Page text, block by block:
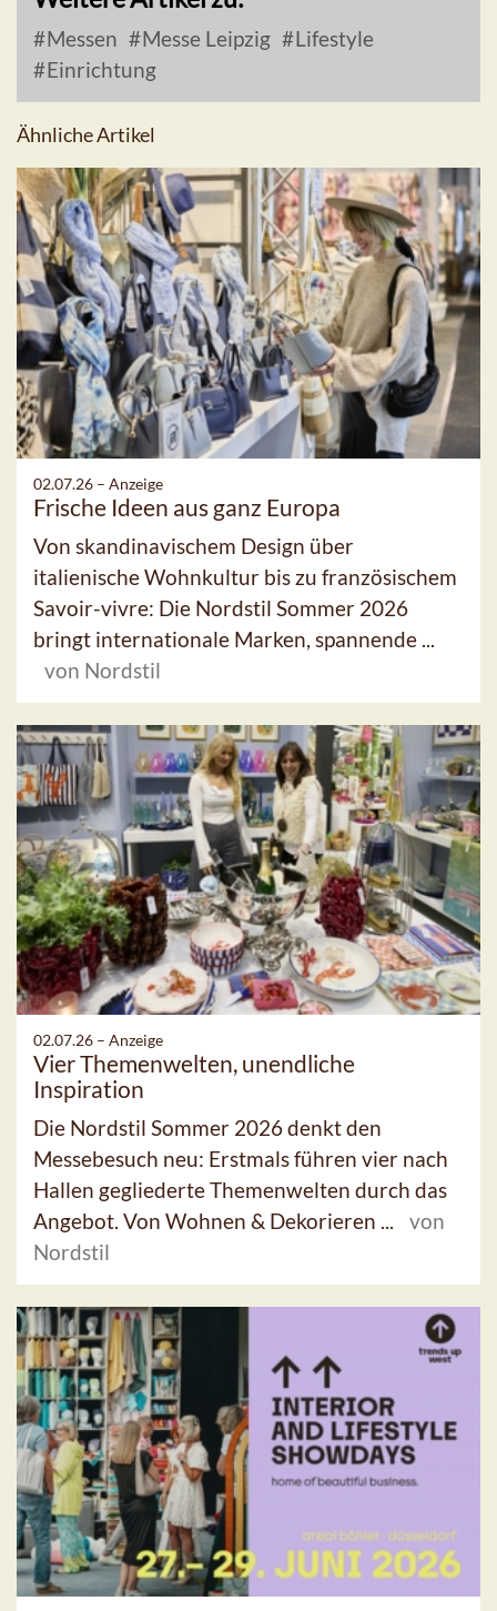
Messen Messe Leipzig
Lifestyle
Einrichtung
Ähnliche Artikel
02.07.26 – Anzeige
Frische Ideen aus ganz Europa
Von skandinavischem Design über
italienische Wohnkultur bis zu französischem
Savoir-vivre: Die Nordstil Sommer 2026
bringt internationale Marken, spannende ...
von Nordstil
02.07.26 – Anzeige
Vier Themenwelten, unendliche
Inspiration
Die Nordstil Sommer 2026 denkt den
Messebesuch neu: Erstmals führen vier nach
Hallen gegliederte Themenwelten durch das
Angebot. Von Wohnen & Dekorieren ...
von
Nordstil